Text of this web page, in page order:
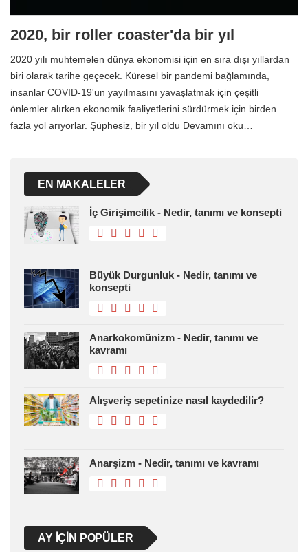
2020, bir roller coaster'da bir yıl
2020 yılı muhtemelen dünya ekonomisi için en sıra dışı yıllardan
biri olarak tarihe geçecek. Küresel bir pandemi bağlamında,
insanlar COVID-19'un yayılmasını yavaşlatmak için çeşitli
önlemler alırken ekonomik faaliyetlerini sürdürmek için birden
fazla yol arıyorlar. Şüphesiz, bir yıl oldu Devamını oku…
EN MAKALELER
İç Girişimcilik - Nedir, tanımı ve konsepti
Büyük Durgunluk - Nedir, tanımı ve
konsepti
Anarkokomünizm - Nedir, tanımı ve
kavramı
Alışveriş sepetinize nasıl kaydedilir?
Anarşizm - Nedir, tanımı ve kavramı
AY IÇIN POPÜLER